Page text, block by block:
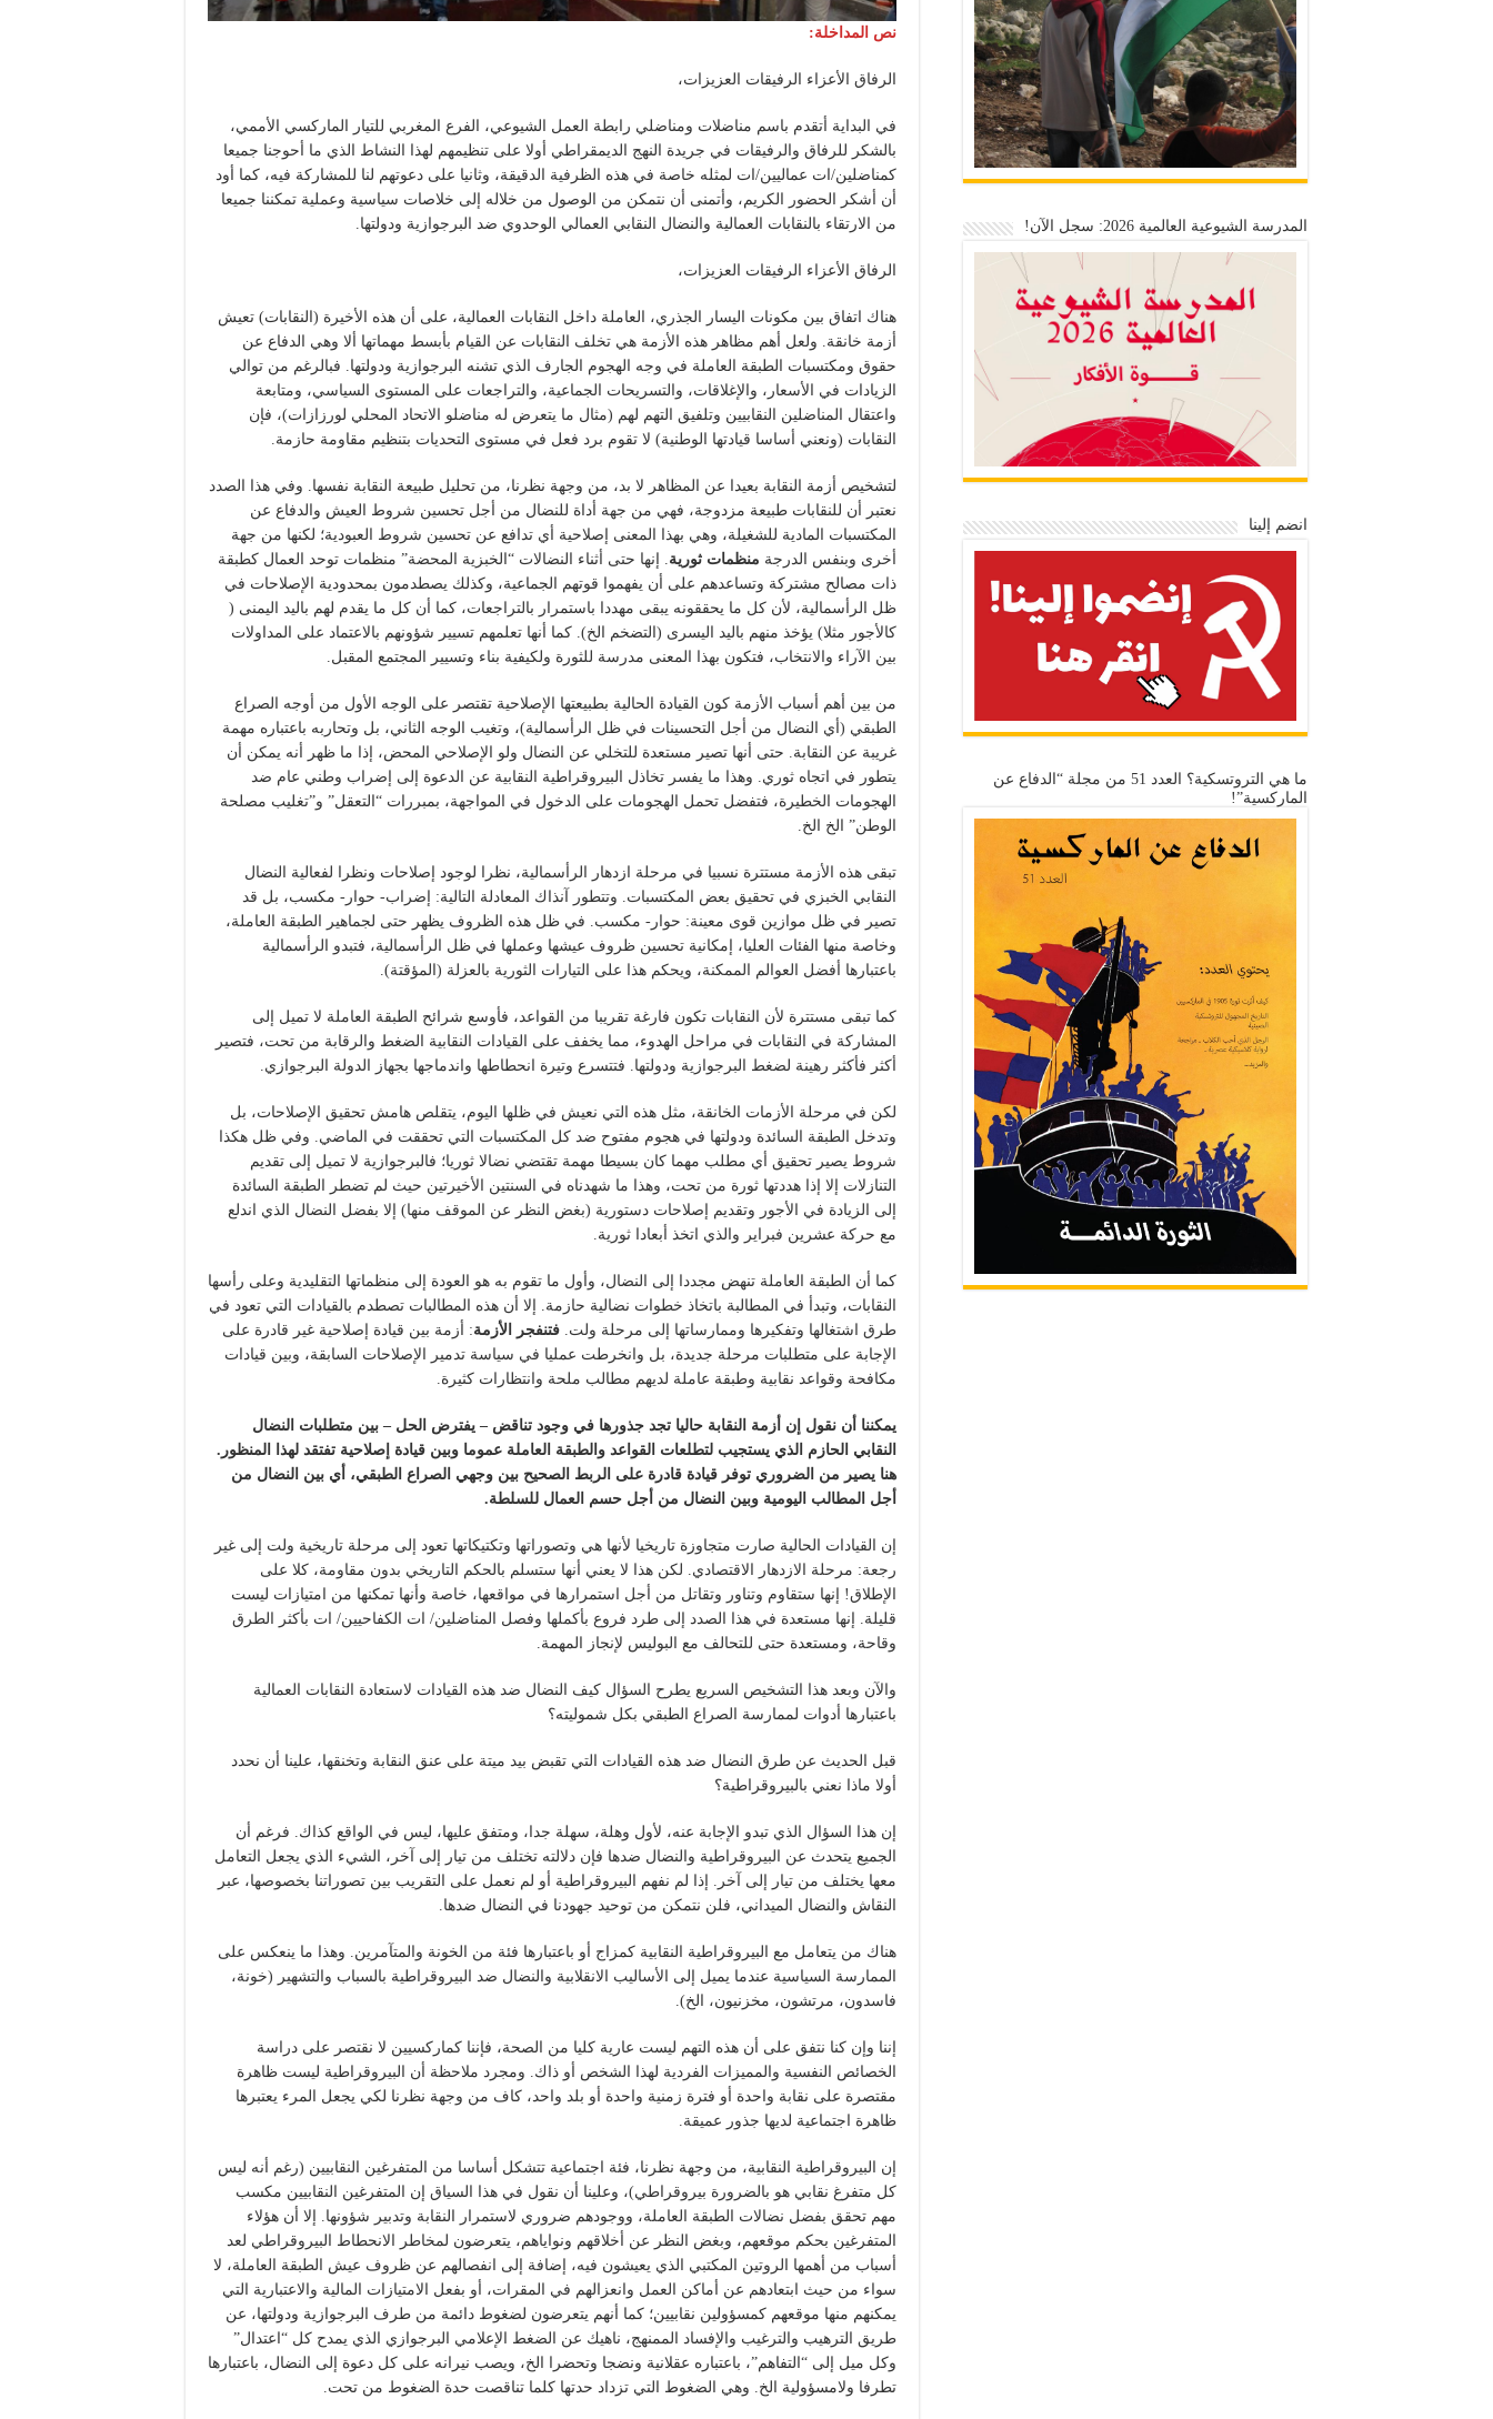
نص المداخلة:
الرفاق الأعزاء الرفيقات العزيزات،
في البداية أتقدم باسم مناضلات ومناضلي رابطة العمل الشيوعي، الفرع المغربي للتيار الماركسي الأممي،
بالشكر للرفاق والرفيقات في جريدة النهج الديمقراطي أولا على تنظيمهم لهذا النشاط الذي ما أحوجنا جميعا
كمناضلين/ات عماليين/ات لمثله خاصة في هذه الظرفية الدقيقة، وثانيا على دعوتهم لنا للمشاركة فيه، كما أود
أن أشكر الحضور الكريم، وأتمنى أن نتمكن من الوصول من خلاله إلى خلاصات سياسية وعملية تمكننا جميعا
من الارتقاء بالنقابات العمالية والنضال النقابي العمالي الوحدوي ضد البرجوازية ودولتها.
الرفاق الأعزاء الرفيقات العزيزات،
هناك اتفاق بين مكونات اليسار الجذري، العاملة داخل النقابات العمالية، على أن هذه الأخيرة (النقابات) تعيش
أزمة خانقة. ولعل أهم مظاهر هذه الأزمة هي تخلف النقابات عن القيام بأبسط مهماتها ألا وهي الدفاع عن
حقوق ومكتسبات الطبقة العاملة في وجه الهجوم الجارف الذي تشنه البرجوازية ودولتها. فبالرغم من توالي
الزيادات في الأسعار، والإغلاقات، والتسريحات الجماعية، والتراجعات على المستوى السياسي، ومتابعة
واعتقال المناضلين النقابيين وتلفيق التهم لهم (مثال ما يتعرض له مناضلو الاتحاد المحلي لورزازات)، فإن
النقابات (ونعني أساسا قيادتها الوطنية) لا تقوم برد فعل في مستوى التحديات بتنظيم مقاومة حازمة.
لتشخيص أزمة النقابة بعيدا عن المظاهر لا بد، من وجهة نظرنا، من تحليل طبيعة النقابة نفسها. وفي هذا الصدد
نعتبر أن للنقابات طبيعة مزدوجة، فهي من جهة أداة للنضال من أجل تحسين شروط العيش والدفاع عن
المكتسبات المادية للشغيلة، وهي بهذا المعنى إصلاحية أي تدافع عن تحسين شروط العبودية؛ لكنها من جهة
أخرى وبنفس الدرجة منظمات ثورية . إنها حتى أثناء النضالات “الخبزية المحضة” منظمات توحد العمال كطبقة
ذات مصالح مشتركة وتساعدهم على أن يفهموا قوتهم الجماعية، وكذلك يصطدمون بمحدودية الإصلاحات في
ظل الرأسمالية، لأن كل ما يحققونه يبقى مهددا باستمرار بالتراجعات، كما أن كل ما يقدم لهم باليد اليمنى (
كالأجور مثلا) يؤخذ منهم باليد اليسرى (التضخم الخ). كما أنها تعلمهم تسيير شؤونهم بالاعتماد على المداولات
بين الآراء والانتخاب، فتكون بهذا المعنى مدرسة للثورة ولكيفية بناء وتسيير المجتمع المقبل.
من بين أهم أسباب الأزمة كون القيادة الحالية بطبيعتها الإصلاحية تقتصر على الوجه الأول من أوجه الصراع
الطبقي (أي النضال من أجل التحسينات في ظل الرأسمالية)، وتغيب الوجه الثاني، بل وتحاربه باعتباره مهمة
غريبة عن النقابة. حتى أنها تصير مستعدة للتخلي عن النضال ولو الإصلاحي المحض، إذا ما ظهر أنه يمكن أن
يتطور في اتجاه ثوري. وهذا ما يفسر تخاذل البيروقراطية النقابية عن الدعوة إلى إضراب وطني عام ضد
الهجومات الخطيرة، فتفضل تحمل الهجومات على الدخول في المواجهة، بمبررات “التعقل” و”تغليب مصلحة
الوطن” الخ الخ.
تبقى هذه الأزمة مستترة نسبيا في مرحلة ازدهار الرأسمالية، نظرا لوجود إصلاحات ونظرا لفعالية النضال
النقابي الخبزي في تحقيق بعض المكتسبات. وتتطور آنذاك المعادلة التالية: إضراب- حوار- مكسب، بل قد
تصير في ظل موازين قوى معينة: حوار- مكسب. في ظل هذه الظروف يظهر حتى لجماهير الطبقة العاملة،
وخاصة منها الفئات العليا، إمكانية تحسين ظروف عيشها وعملها في ظل الرأسمالية، فتبدو الرأسمالية
باعتبارها أفضل العوالم الممكنة، ويحكم هذا على التيارات الثورية بالعزلة (المؤقتة).
كما تبقى مستترة لأن النقابات تكون فارغة تقريبا من القواعد، فأوسع شرائح الطبقة العاملة لا تميل إلى
المشاركة في النقابات في مراحل الهدوء، مما يخفف على القيادات النقابية الضغط والرقابة من تحت، فتصير
أكثر فأكثر رهينة لضغط البرجوازية ودولتها. فتتسرع وتيرة انحطاطها واندماجها بجهاز الدولة البرجوازي.
لكن في مرحلة الأزمات الخانقة، مثل هذه التي نعيش في ظلها اليوم، يتقلص هامش تحقيق الإصلاحات، بل
وتدخل الطبقة السائدة ودولتها في هجوم مفتوح ضد كل المكتسبات التي تحققت في الماضي. وفي ظل هكذا
شروط يصير تحقيق أي مطلب مهما كان بسيطا مهمة تقتضي نضالا ثوريا؛ فالبرجوازية لا تميل إلى تقديم
التنازلات إلا إذا هددتها ثورة من تحت، وهذا ما شهدناه في السنتين الأخيرتين حيث لم تضطر الطبقة السائدة
إلى الزيادة في الأجور وتقديم إصلاحات دستورية (بغض النظر عن الموقف منها) إلا بفضل النضال الذي اندلع
مع حركة عشرين فبراير والذي اتخذ أبعادا ثورية.
كما أن الطبقة العاملة تنهض مجددا إلى النضال، وأول ما تقوم به هو العودة إلى منظماتها التقليدية وعلى رأسها
النقابات، وتبدأ في المطالبة باتخاذ خطوات نضالية حازمة. إلا أن هذه المطالبات تصطدم بالقيادات التي تعود في
طرق اشتغالها وتفكيرها وممارساتها إلى مرحلة ولت. فتنفجر الأزمة: أزمة بين قيادة إصلاحية غير قادرة على
الإجابة على متطلبات مرحلة جديدة، بل وانخرطت عمليا في سياسة تدمير الإصلاحات السابقة، وبين قيادات
مكافحة وقواعد نقابية وطبقة عاملة لديهم مطالب ملحة وانتظارات كثيرة.
يمكننا أن نقول إن أزمة النقابة حاليا تجد جذورها في وجود تناقض – يفترض الحل – بين متطلبات النضال
النقابي الحازم الذي يستجيب لتطلعات القواعد والطبقة العاملة عموما وبين قيادة إصلاحية تفتقد لهذا المنظور.
هنا يصير من الضروري توفر قيادة قادرة على الربط الصحيح بين وجهي الصراع الطبقي، أي بين النضال من
أجل المطالب اليومية وبين النضال من أجل حسم العمال للسلطة.
إن القيادات الحالية صارت متجاوزة تاريخيا لأنها هي وتصوراتها وتكتيكاتها تعود إلى مرحلة تاريخية ولت إلى غير
رجعة: مرحلة الازدهار الاقتصادي. لكن هذا لا يعني أنها ستسلم بالحكم التاريخي بدون مقاومة، كلا على
الإطلاق! إنها ستقاوم وتناور وتقاتل من أجل استمرارها في مواقعها، خاصة وأنها تمكنها من امتيازات ليست
قليلة. إنها مستعدة في هذا الصدد إلى طرد فروع بأكملها وفصل المناضلين/ ات الكفاحيين/ ات بأكثر الطرق
وقاحة، ومستعدة حتى للتحالف مع البوليس لإنجاز المهمة.
والآن وبعد هذا التشخيص السريع يطرح السؤال كيف النضال ضد هذه القيادات لاستعادة النقابات العمالية
باعتبارها أدوات لممارسة الصراع الطبقي بكل شموليته؟
قبل الحديث عن طرق النضال ضد هذه القيادات التي تقبض بيد ميتة على عنق النقابة وتخنقها، علينا أن نحدد
أولا ماذا نعني بالبيروقراطية؟
إن هذا السؤال الذي تبدو الإجابة عنه، لأول وهلة، سهلة جدا، ومتفق عليها، ليس في الواقع كذاك. فرغم أن
الجميع يتحدث عن البيروقراطية والنضال ضدها فإن دلالته تختلف من تيار إلى آخر، الشيء الذي يجعل التعامل
معها يختلف من تيار إلى آخر. إذا لم نفهم البيروقراطية أو لم نعمل على التقريب بين تصوراتنا بخصوصها، عبر
النقاش والنضال الميداني، فلن نتمكن من توحيد جهودنا في النضال ضدها.
هناك من يتعامل مع البيروقراطية النقابية كمزاج أو باعتبارها فئة من الخونة والمتآمرين. وهذا ما ينعكس على
الممارسة السياسية عندما يميل إلى الأساليب الانقلابية والنضال ضد البيروقراطية بالسباب والتشهير (خونة،
فاسدون، مرتشون، مخزنيون، الخ).
إننا وإن كنا نتفق على أن هذه التهم ليست عارية كليا من الصحة، فإننا كماركسيين لا نقتصر على دراسة
الخصائص النفسية والمميزات الفردية لهذا الشخص أو ذاك. ومجرد ملاحظة أن البيروقراطية ليست ظاهرة
مقتصرة على نقابة واحدة أو فترة زمنية واحدة أو بلد واحد، كاف من وجهة نظرنا لكي يجعل المرء يعتبرها
ظاهرة اجتماعية لديها جذور عميقة.
إن البيروقراطية النقابية، من وجهة نظرنا، فئة اجتماعية تتشكل أساسا من المتفرغين النقابيين (رغم أنه ليس
كل متفرغ نقابي هو بالضرورة بيروقراطي)، وعلينا أن نقول في هذا السياق إن المتفرغين النقابيين مكسب
مهم تحقق بفضل نضالات الطبقة العاملة، ووجودهم ضروري لاستمرار النقابة وتدبير شؤونها. إلا أن هؤلاء
المتفرغين بحكم موقعهم، وبغض النظر عن أخلاقهم ونواياهم، يتعرضون لمخاطر الانحطاط البيروقراطي لعد
أسباب من أهمها الروتين المكتبي الذي يعيشون فيه، إضافة إلى انفصالهم عن ظروف عيش الطبقة العاملة، لا
سواء من حيث ابتعادهم عن أماكن العمل وانعزالهم في المقرات، أو بفعل الامتيازات المالية والاعتبارية التي
يمكنهم منها موقعهم كمسؤولين نقابيين؛ كما أنهم يتعرضون لضغوط دائمة من طرف البرجوازية ودولتها، عن
طريق الترهيب والترغيب والإفساد الممنهج، ناهيك عن الضغط الإعلامي البرجوازي الذي يمدح كل “اعتدال”
وكل ميل إلى “التفاهم”، باعتباره عقلانية ونضجا وتحضرا الخ، ويصب نيرانه على كل دعوة إلى النضال، باعتبارها
تطرفا ولامسؤولية الخ. وهي الضغوط التي تزداد حدتها كلما تناقصت حدة الضغوط من تحت.
المدرسة الشيوعية العالمية 2026: سجل الآن!
انضم إلينا
ما هي التروتسكية؟ العدد 51 من مجلة “الدفاع عن
الماركسية”!